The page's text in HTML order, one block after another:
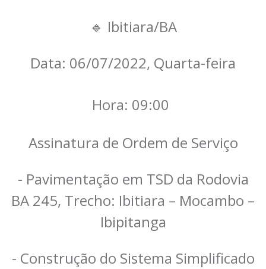
🔹 Ibitiara/BA
Data: 06/07/2022, Quarta-feira
Hora: 09:00
Assinatura de Ordem de Serviço
- Pavimentação em TSD da Rodovia
BA 245, Trecho: Ibitiara – Mocambo –
Ibipitanga
- Construção do Sistema Simplificado